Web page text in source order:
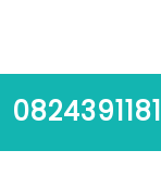
0824391181